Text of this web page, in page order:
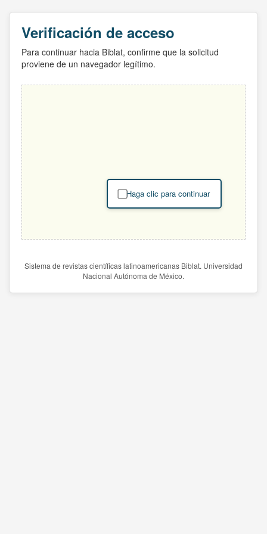
Verificación de acceso
Para continuar hacia Biblat, confirme que la solicitud
proviene de un navegador legítimo.
Haga clic para continuar
Sistema de revistas científicas latinoamericanas Biblat. Universidad
Nacional Autónoma de México.